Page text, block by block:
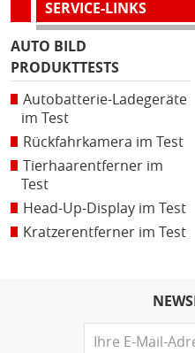
SERVICE-LINKS
AUTO BILD
PRODUKTTESTS
Autobatterie-Ladegeräte
im Test
Rückfahrkamera im Test
Tierhaarentferner im
Test
Head-Up-Display im Test
Kratzerentferner im Test